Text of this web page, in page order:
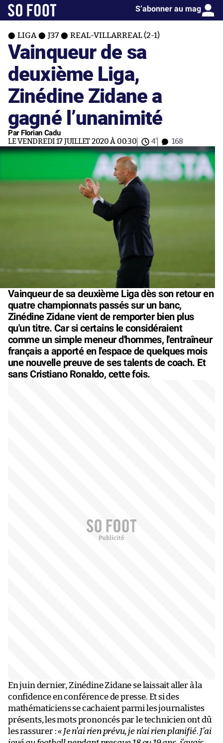
S’abonner au mag
LIGA J37 REAL-VILLARREAL (2-1)
Vainqueur de sa
deuxième Liga,
Zinédine Zidane a
gagné l’unanimité
Par Florian Cadu
LE VENDREDI 17 JUILLET 2020 À 00:30 4' 168
Vainqueur de sa deuxième Liga dès son retour en
quatre championnats passés sur un banc,
Zinédine Zidane vient de remporter bien plus
qu'un titre. Car si certains le considéraient
comme un simple meneur d'hommes, l'entraîneur
français a apporté en l'espace de quelques mois
une nouvelle preuve de ses talents de coach. Et
sans Cristiano Ronaldo, cette fois.
En juin dernier, Zinédine Zidane se laissait aller à la
confidence en conférence de presse. Et si des
mathématiciens se cachaient parmi les journalistes
présents, les mots prononcés par le technicien ont dû
les rassurer :« Je n’ai rien prévu, je n’ai rien planifié. J’ai